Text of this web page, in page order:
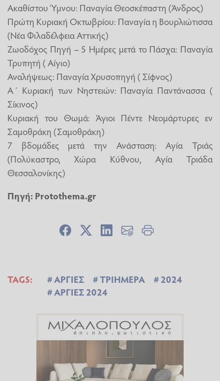
Ακαθίστου Ύμνου: Παναγία Θεοσκέπαστη (Άνδρος)
Πρώτη Κυριακή Οκτωβρίου: Παναγία η Βουρλιώτισσα
(Νέα Φιλαδέλφεια Αττικής)
Ζωοδόχος Πηγή – 5 Ημέρες μετά το Πάσχα: Παναγία
Τρυπητή ( Αίγιο)
Αναλήψεως: Παναγία Χρυσοπηγή ( Σίφνος)
Α´ Κυριακή των Νηστειών: Παναγία Παντάνασσα (
Σίκινος)
Κυριακή του Θωμά: Άγιοι Πέντε Νεομάρτυρες εν
Σαμοθράκη (Σαμοθράκη)
7 βδομάδες μετά την Ανάσταση: Αγία Τριάς
(Πολύκαστρο, Χώρα Κύθνου, Αγία Τριάδα
Θεσσαλονίκης)
Πηγή: Protothema.gr
TAGS: ΑΡΓΙΕΣ ΤΡΙΗΜΕΡΑ
2024
ΑΡΓΙΕΣ 2024